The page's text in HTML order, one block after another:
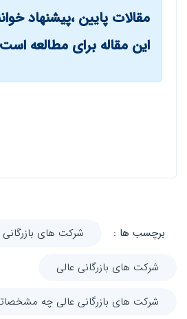
مقالات پایین ،پیشنهاد
این مقاله برای مطالعه
برچسب ها : شرکت های بازرگانی
شرکت های بازرگانی عالی
شرکت های بازرگانی عالی چه